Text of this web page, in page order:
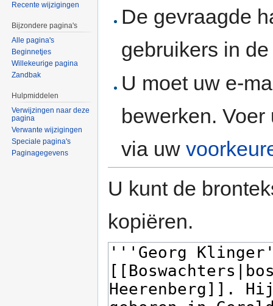
De gevraagde
gebruikers in
U moet uw e-
bewerken.
via uw
U kunt de
kopiëren.
Recente wijzigingen
Bijzondere pagina's
Alle pagina's
Beginnetjes
Willekeurige pagina
Zandbak
Hulpmiddelen
Verwijzingen naar deze
pagina
Verwante wijzigingen
Speciale pagina's
Paginagegevens